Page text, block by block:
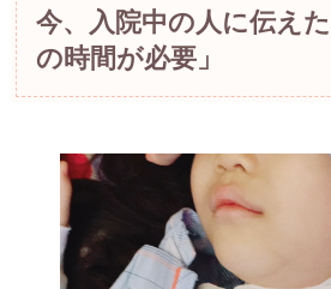
今、入院中の人に伝え
の時間が必要」